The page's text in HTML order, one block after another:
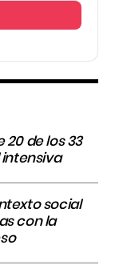
de los 33
intensiva
social
con la